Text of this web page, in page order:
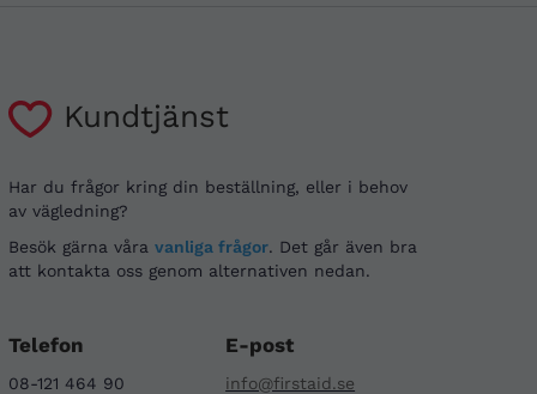
Kundtjänst
Har du frågor kring din beställning, eller i behov
av vägledning?
Besök gärna våra vanliga frågor. Det går även bra
att kontakta oss genom alternativen nedan.
Telefon
08-121 464 90
E-post
info@firstaid.se